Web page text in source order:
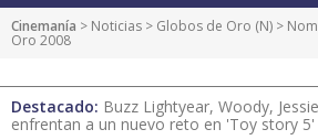
Cinemanía > Noticias > Globos de Oro (N) >
Oro 2008
Destacado: Buzz Lightyear, Woody,
enfrentan a un nuevo reto en 'Toy story 5'